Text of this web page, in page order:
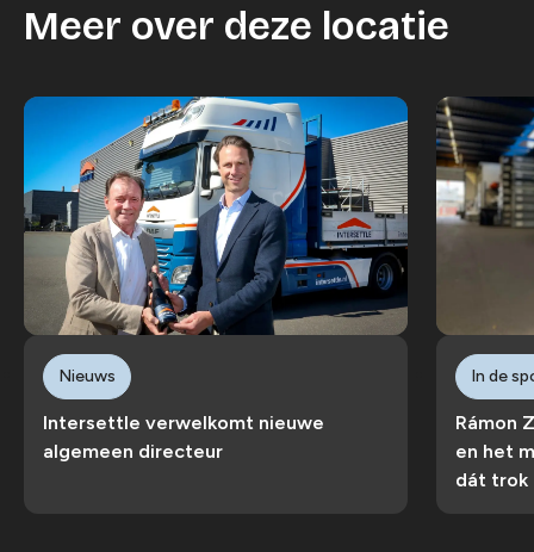
Meer over deze locatie
Intersettle verwelkomt nieuwe
algemeen directeur
Nieuws
Rámon
en het
dát trok
In de